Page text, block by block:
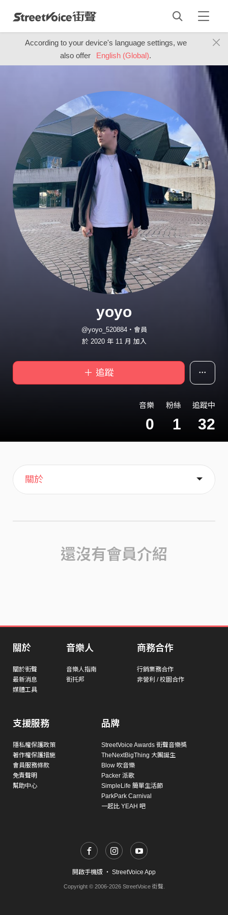
According to your device's language settings, we
also offer
English (Global).
yoyo
@yoyo_520884・會員
於 2020 年 11 月 加入
＋ 追蹤
音樂
0
粉絲
1
追蹤中
32
主頁
喜歡
關於
還沒有會員介紹
關於
關於街聲
最新消息
媒體工具
音樂人
音樂人指南
街托邦
商務合作
行銷業務合作
非營利 / 校園合作
支援服務
隱私權保護政策
著作權保護措施
會員服務條款
免責聲明
幫助中心
品牌
StreetVoice Awards 街聲音樂獎
TheNextBigThing 大團誕生
Blow 吹音樂
Packer 派歌
SimpleLife 簡單生活節
ParkPark Carnival
一起比 YEAH 吧
開啟手機版 ・ StreetVoice App
Copyright © 2006-2026 StreetVoice 街聲.